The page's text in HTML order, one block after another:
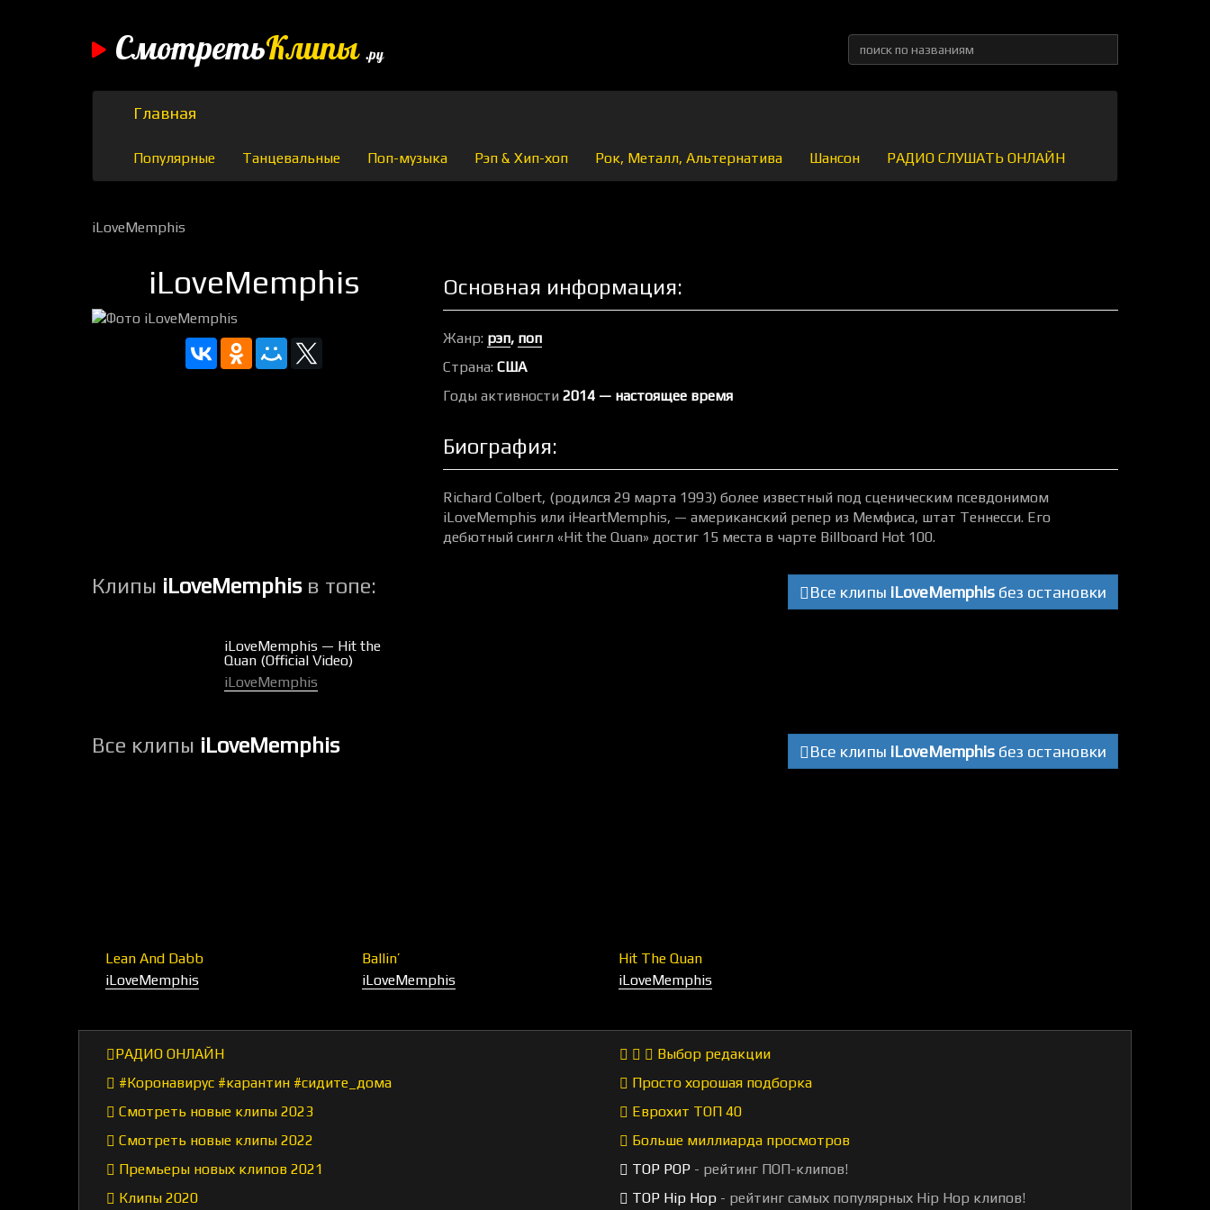
СмотретьКлипы .ру
Главная
Популярные Танцевальные Поп-музыка Рэп & Хип-хоп Рок, Металл, Альтернатива Шансон РАДИО СЛУШАТЬ ОНЛАЙН
iLoveMemphis
iLoveMemphis Основная информация:
Жанр: рэп, поп
Страна: США
Годы активности 2014 — настоящее время
Биография:
Richard Colbert, (родился 29 марта 1993) более известный под сценическим псевдонимом
iLoveMemphis или iHeartMemphis, — американский репер из Мемфиса, штат Теннесси. Его
дебютный сингл «Hit the Quan» достиг 15 места в чарте Billboard Hot 100.
Клипы iLoveMemphisв топе: Все клипы iLoveMemphis без остановки
iLoveMemphis — Hit the
Quan (Official Video)
iLoveMemphis
Все клипы iLoveMemphis Все клипы iLoveMemphis без остановки
Lean And Dabb
iLoveMemphis
Ballin’
iLoveMemphis
Hit The Quan
iLoveMemphis
РАДИО ОНЛАЙН
#Коронавирус #карантин #сидите_дома
Смотреть новые клипы 2023
Смотреть новые клипы 2022
Премьеры новых клипов 2021
Клипы 2020
Выбор редакции
Просто хорошая подборка
Еврохит ТОП 40
Больше миллиарда просмотров
TOP POP - рейтинг ПОП-клипов!
TOP Hip Hop - рейтинг самых популярных Hip Hop клипов!